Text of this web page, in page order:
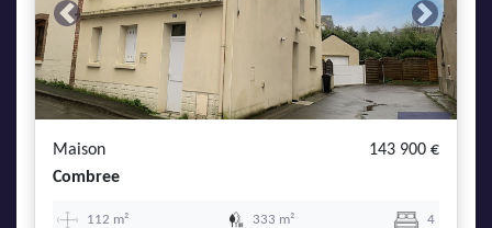
Previous Next
Maison
143 900 €
Combree
112 m² 333 m² 4